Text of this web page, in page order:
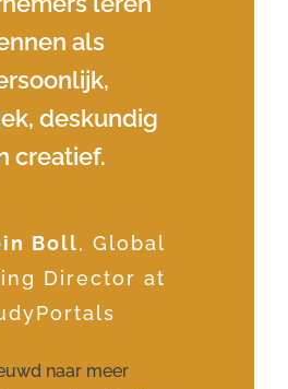
als
deskundig
creatief.
Boll, Global
Director at
naar meer